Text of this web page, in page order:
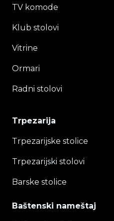
TV komode
Klub stolovi
Vitrine
Ormari
Radni stolovi
Trpezarija
Trpezarijske stolice
Trpezarijski stolovi
Barske stolice
Baštenski nameštaj